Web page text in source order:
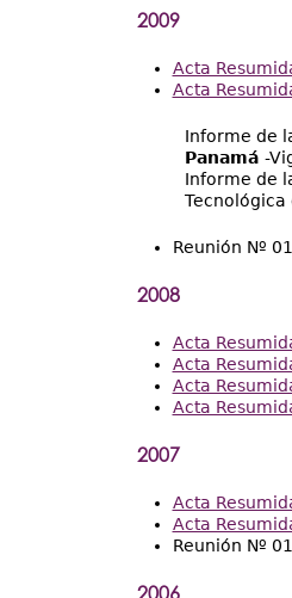
2009
Acta
Acta
Informe de
Panamá -
Informe de
Tecnológica
Reunión Nº
2008
Acta
Acta
Acta
Acta
2007
Acta
Acta
Reunión Nº
2006